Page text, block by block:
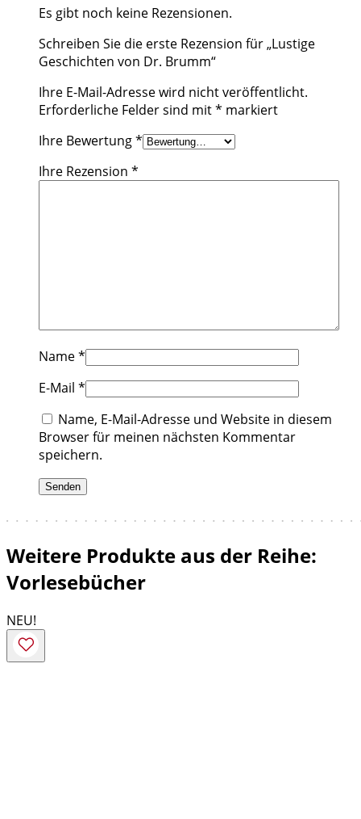
Es gibt noch keine Rezensionen.
Schreiben Sie die erste Rezension für „Lustige
Geschichten von Dr. Brumm“
Ihre E-Mail-Adresse wird nicht veröffentlicht.
Erforderliche Felder sind mit* markiert
Ihre Bewertung*
Ihre Rezension *
Name*
E-Mail *
Name, E-Mail-Adresse und Website in diesem
Browser für meinen nächsten Kommentar
speichern.
Weitere Produkte aus der Reihe:
Vorlesebücher
NEU!